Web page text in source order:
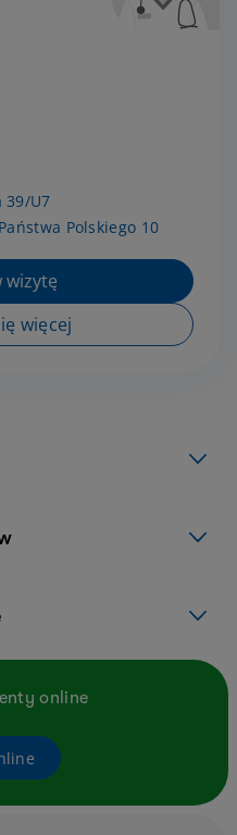
39/U7
Polskiego 10
wizytę
więcej
online